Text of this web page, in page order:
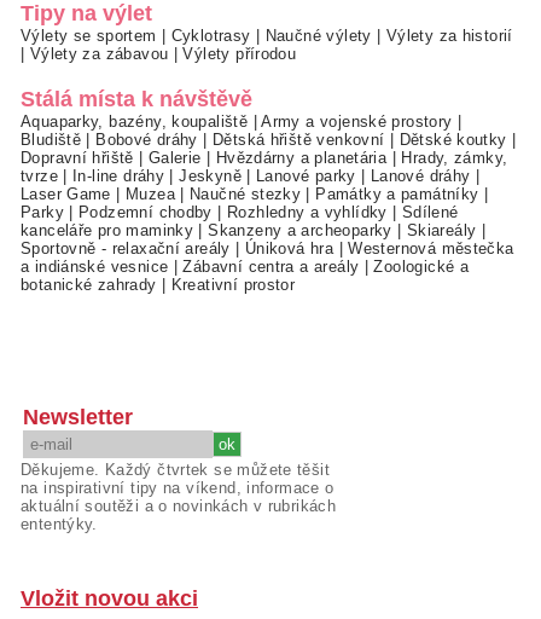
Tipy na výlet
Výlety se sportem Cyklotrasy Naučné výlety
Výlety za historií
Výlety za zábavou |Výlety přírodou
Stálá místa k návštěvě
Aquaparky, bazény, koupaliště |Army a vojenské prostory
Bludiště
Bobové dráhy Dětská hřiště venkovní Dětské koutky
Dopravní hřiště
Galerie Hvězdárny a planetária|
Hrady, zámky,
tvrze| In-line dráhy |Jeskyně| Lanové parky Lanové dráhy
Laser Game
Muzea| Naučné stezky Památky a památníky
Parky| Podzemní chodby Rozhledny a vyhlídky
Sdílené
kanceláře pro maminky |Skanzeny a archeoparky Skiareály
Sportovně - relaxační areály
Úniková hra|Westernová městečka
a indiánské vesnice |Zábavní centra a areály |Zoologické a
botanické zahrady
Kreativní prostor
Newsletter
Děkujeme. Každý čtvrtek se můžete těšit
na inspirativní tipy na víkend, informace o
aktuální soutěži a o novinkách v rubrikách
ententýky.
Vložit novou akci